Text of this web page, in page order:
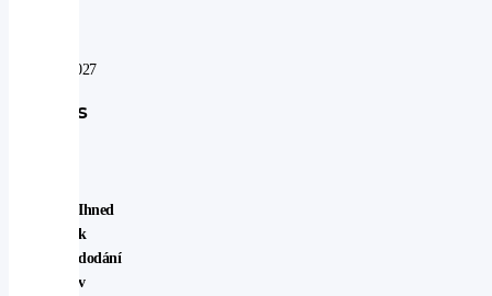
06.09.2027
Popis
Ihned
k
dodání
v